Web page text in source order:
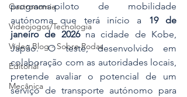
Gastronomia
Videojogos/Tecnologia
Vídeo Blog - Sobre Rodas
Editorial
Mecânica
programa-piloto de mobilidade
autónoma que terá início a 19 de
janeiro de 2026 na cidade de Kobe,
Japão. O teste, desenvolvido em
colaboração com as autoridades locais,
pretende avaliar o potencial de um
serviço de transporte autónomo para